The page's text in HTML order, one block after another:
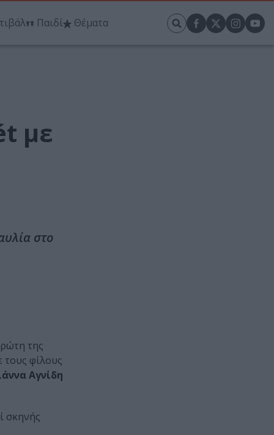
Παιδί Θέματα
με
στο
της
τους φίλους
Αγνίδη
σκηνής